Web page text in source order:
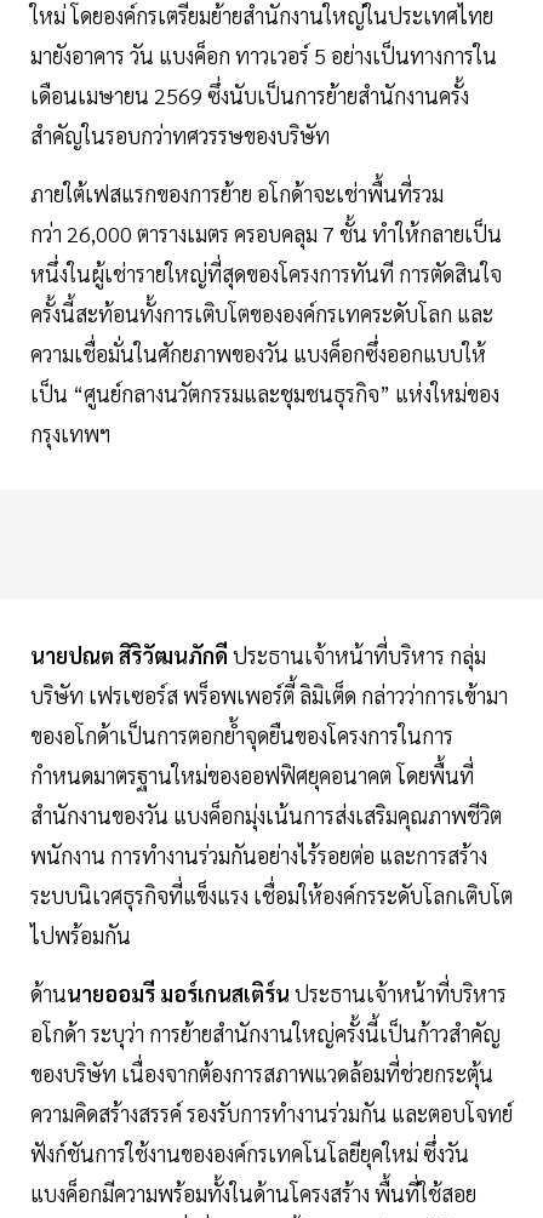
ใหม่ โดยองค์กรเตรียมย้ายสำนักงานใหญ่ในประเทศไทย
มายังอาคาร วัน แบงค็อก ทาวเวอร์ 5 อย่างเป็นทางการใน
เดือนเมษายน 2569 ซึ่งนับเป็นการย้ายสำนักงานครั้ง
สำคัญในรอบกว่าทศวรรษของบริษัท
ภายใต้เฟสแรกของการย้าย อโกด้าจะเช่าพื้นที่รวม
กว่า 26,000 ตารางเมตร ครอบคลุม 7 ชั้น ทำให้กลายเป็น
หนึ่งในผู้เช่ารายใหญ่ที่สุดของโครงการทันที การตัดสินใจ
ครั้งนี้สะท้อนทั้งการเติบโตขององค์กรเทคระดับโลก และ
ความเชื่อมั่นในศักยภาพของวัน แบงค็อกซึ่งออกแบบให้
เป็น “ศูนย์กลางนวัตกรรมและชุมชนธุรกิจ” แห่งใหม่ของ
กรุงเทพฯ
นายปณต สิริวัฒนภักดี ประธานเจ้าหน้าที่บริหาร กลุ่ม
บริษัท เฟรเซอร์ส พร็อพเพอร์ตี้ ลิมิเต็ด กล่าวว่าการเข้ามา
ของอโกด้าเป็นการตอกย้ำจุดยืนของโครงการในการ
กำหนดมาตรฐานใหม่ของออฟฟิศยุคอนาคต โดยพื้นที่
สำนักงานของวัน แบงค็อกมุ่งเน้นการส่งเสริมคุณภาพชีวิต
พนักงาน การทำงานร่วมกันอย่างไร้รอยต่อ และการสร้าง
ระบบนิเวศธุรกิจที่แข็งแรง เชื่อมให้องค์กรระดับโลกเติบโต
ไปพร้อมกัน
ด้านนายออมรี มอร์เกนสเติร์น ประธานเจ้าหน้าที่บริหาร
อโกด้า ระบุว่า การย้ายสำนักงานใหญ่ครั้งนี้เป็นก้าวสำคัญ
ของบริษัท เนื่องจากต้องการสภาพแวดล้อมที่ช่วยกระตุ้น
ความคิดสร้างสรรค์ รองรับการทำงานร่วมกัน และตอบโจทย์
ฟังก์ชันการใช้งานขององค์กรเทคโนโลยียุคใหม่ ซึ่งวัน
แบงค็อกมีความพร้อมทั้งในด้านโครงสร้าง พื้นที่ใช้สอย